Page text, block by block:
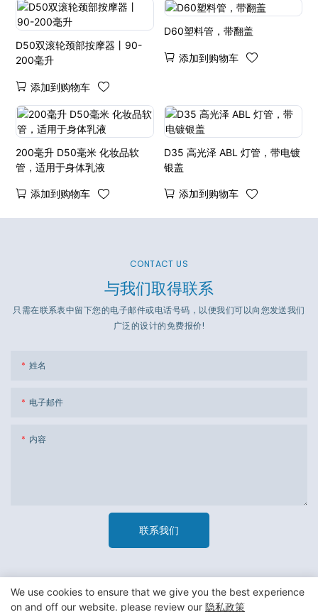
D50双滚轮颈部按摩器丨90-
200毫升
添加到购物车
D60塑料管，带翻盖
添加到购物车
200毫升 D50毫米 化妆品软
管，适用于身体乳液
添加到购物车
D35 高光泽 ABL 灯管，带电镀
银盖
添加到购物车
CONTACT US
与我们取得联系
只需在联系表中留下您的电子邮件或电话号码，以便我们可以向您发送我们
广泛的设计的免费报价!
姓名
电子邮件
内容
联系我们
We use cookies to ensure that we give you the best experience
on and off our website. please review our 隐私政策